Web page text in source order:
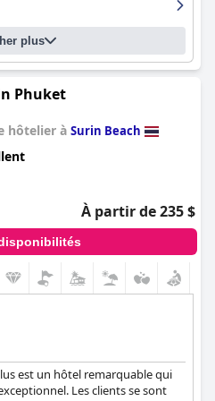
le monde puisse en profiter.
plage est également
le calme et la situation
Dans l'ensemble,Sunwing
hôtel pour les familles et les
et des services exceptionnels
plus
Phuket
hôtelier à Surin Beach
À partir de 235 $
est un hôtel remarquable qui
Les clients se sont